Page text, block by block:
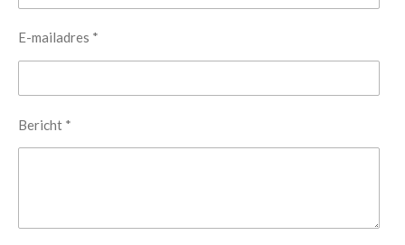
E-mailadres *
Bericht *